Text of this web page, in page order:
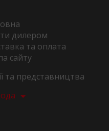
дилером
та оплата
сайту
та представництва